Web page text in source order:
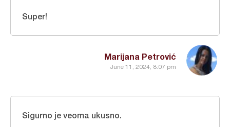
Marijana Petrović
June 11, 2024, 8:07 pm
Super!
Sigurno je veoma ukusno.